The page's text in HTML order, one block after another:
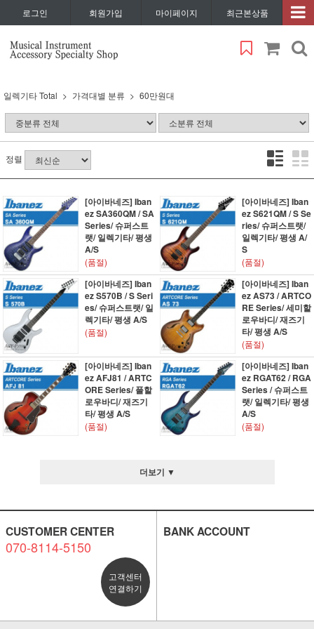
로그인 회원가입 마이페이지 최근본상품
일렉기타 Total 가격대별 분류 60만원대
정렬
[아이바네즈] Iban
ez SA360QM / SA
Series/ 슈퍼스트
랫/ 일렉기타/ 평생
A/S
(품절)
[아이바네즈] Iban
ez S621QM / S Se
ries/ 슈퍼스트랫/
일렉기타/ 평생 A/
S
(품절)
[아이바네즈] Iban
ez S570B / S Seri
es/ 슈퍼스트랫/ 일
렉기타/ 평생 A/S
(품절)
[아이바네즈] Iban
ez AS73 / ARTCO
RE Series/ 세미할
로우바디/ 재즈기
타/ 평생 A/S
(품절)
[아이바네즈] Iban
ez AFJ81 / ARTC
ORE Series/ 풀할
로우바디/ 재즈기
타/ 평생 A/S
(품절)
[아이바네즈] Iban
ez RGAT62 / RGA
Series / 슈퍼스트
랫/ 일렉기타/ 평생
A/S
(품절)
더보기 ▼
CUSTOMER CENTER
070-8114-5150
고객센터
연결하기
BANK ACCOUNT